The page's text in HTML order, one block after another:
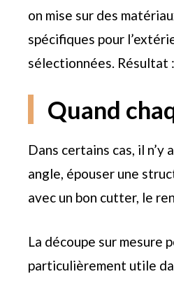
on mise sur des
spécifiques pour
sélectionnées. Résultat
Quand
Dans certains cas, il n’y
angle, épouser une
avec un bon cutter, le
La découpe sur mesure
particulièrement utile